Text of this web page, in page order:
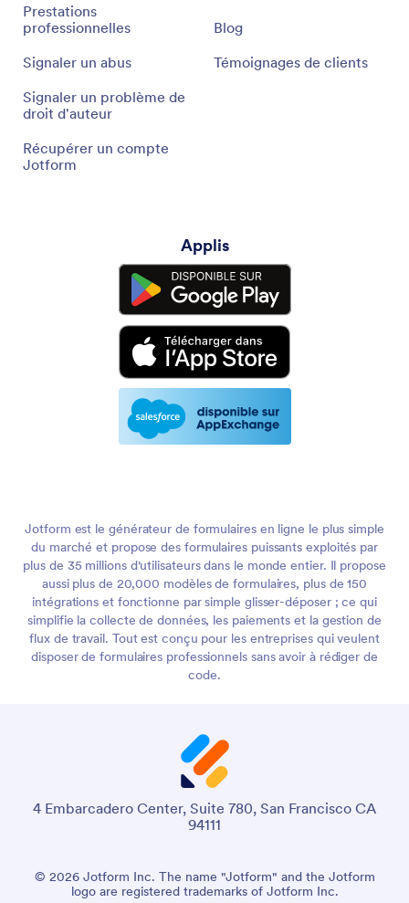
Prestations
professionnelles
Signaler un abus
Signaler un problème de
droit d'auteur
Récupérer un compte
Jotform
Blog
Témoignages de clients
Applis
Jotform est le générateur de formulaires en ligne le plus simple
du marché et propose des formulaires puissants exploités par
plus de 35 millions d'utilisateurs dans le monde entier. Il propose
aussi plus de 20,000 modèles de formulaires, plus de 150
intégrations et fonctionne par simple glisser-déposer ; ce qui
simplifie la collecte de données, les paiements et la gestion de
flux de travail. Tout est conçu pour les entreprises qui veulent
disposer de formulaires professionnels sans avoir à rédiger de
code.
4 Embarcadero Center, Suite 780, San Francisco CA
94111
© 2026 Jotform Inc. The name "Jotform" and the Jotform
logo are registered trademarks of Jotform Inc.